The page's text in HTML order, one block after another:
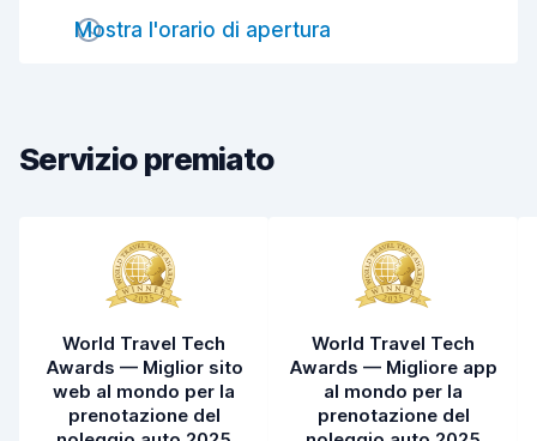
Rapidità della riconsegna
Condizioni dell'auto
Mostra l'orario di apertura
Servizio premiato
World Travel Tech
Awards — Miglior sito
web al mondo per la
prenotazione del
World Travel Tech
Awards — Migliore app
al mondo per la
prenotazione del